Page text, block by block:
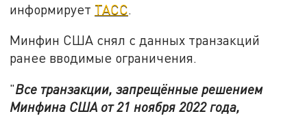
информирует ТАСС.
Минфин США снял с данных транзакций
ранее вводимые ограничения.
"Все транзакции, запрещённые решением
Минфина США от 21 ноября 2022 года,